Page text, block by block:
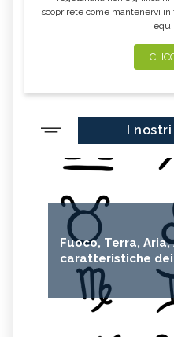
scoprirete come mantenervi
I
Fuoco, Terra,
caratteristiche dei